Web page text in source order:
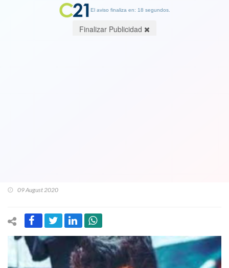
09 August 2020
El aviso finaliza en: 18 segundos.
Finalizar Publicidad